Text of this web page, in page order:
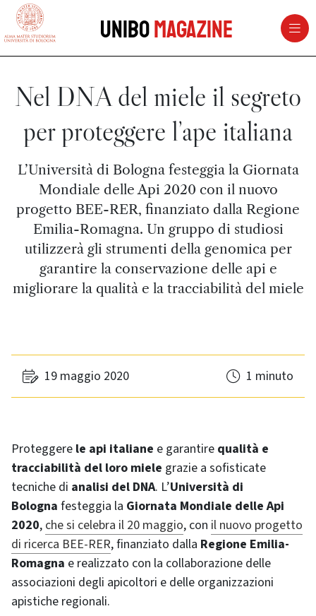
vai al contenuto della pagina
UniboMagazine
Nel DNA del miele il segreto
per proteggere l’ape italiana
L’Università di Bologna festeggia la Giornata
Mondiale delle Api 2020 con il nuovo
progetto BEE-RER, finanziato dalla Regione
Emilia-Romagna. Un gruppo di studiosi
utilizzerà gli strumenti della genomica per
garantire la conservazione delle api e
migliorare la qualità e la tracciabilità del miele
19 maggio 2020 1 minuto
Proteggere le api italiane e garantire qualità e
tracciabilità del loro miele grazie a sofisticate
tecniche di analisi del DNA. L’Università di
Bologna festeggia la Giornata Mondiale delle Api
2020, che si celebra il 20 maggio, con il nuovo progetto
di ricerca BEE-RER, finanziato dalla Regione Emilia-
Romagna e realizzato con la collaborazione delle
associazioni degli apicoltori e delle organizzazioni
apistiche regionali.